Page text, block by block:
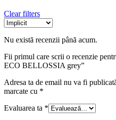
Clear filters
Nu există recenzii până acum.
Fii primul care scrii o recenzie
ECO BELLOSSIA grey”
Adresa ta de email nu va fi
marcate cu *
Evaluarea ta *